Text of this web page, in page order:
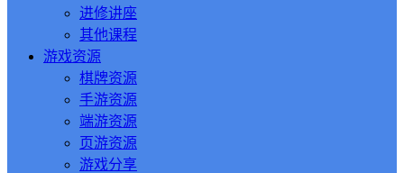
进修讲座
其他课程
游戏资源
棋牌资源
手游资源
端游资源
页游资源
游戏分享